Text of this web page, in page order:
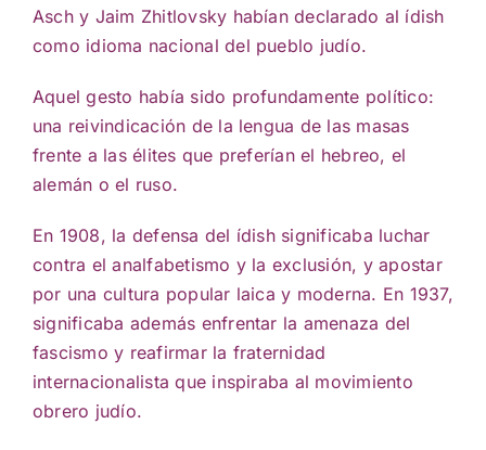
Asch y Jaim Zhitlovsky habían declarado al ídish
como idioma nacional del pueblo judío.
Aquel gesto había sido profundamente político:
una reivindicación de la lengua de las masas
frente a las élites que preferían el hebreo, el
alemán o el ruso.
En 1908, la defensa del ídish significaba luchar
contra el analfabetismo y la exclusión, y apostar
por una cultura popular laica y moderna. En 1937,
significaba además enfrentar la amenaza del
fascismo y reafirmar la fraternidad
internacionalista que inspiraba al movimiento
obrero judío.